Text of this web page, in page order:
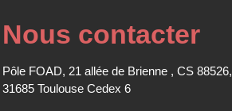
Nous contacter
Pôle FOAD, 21 allée de Brienne , CS 88526,
31685 Toulouse Cedex 6